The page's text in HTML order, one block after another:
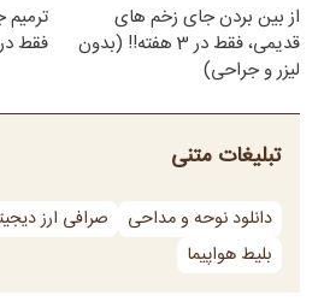
از بین بردن جای زخم های
قدیمی، فقط در 3 هفته!! (بدون
لیزر و جراحی)
فقط در 3 هفته!!😍
تبلیغات متنی
دانلود نوحه و مداحی صرافی ارز
بلیط هواپیما